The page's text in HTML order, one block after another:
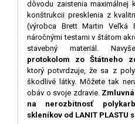
dôvodu zaistenia maximálnej
konštrukcii presklenia z
(výrobca Brett Martin Veľká
náročnými testami v štátom
stavebný materiál.
protokolom zo Štátneho
ktorý potvrdzuje, že sa z
škodlivé látky. Môžete tak
obáv o svoje zdravie.
na nerozbitnosť
skleníkov od LANIT PLASTU